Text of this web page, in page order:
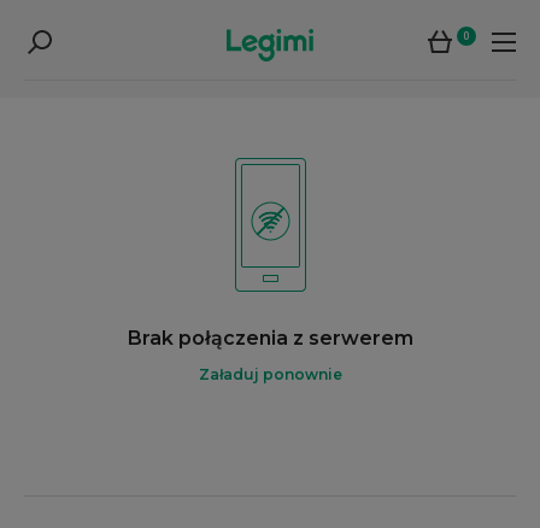
0
Brak połączenia z serwerem
Załaduj ponownie